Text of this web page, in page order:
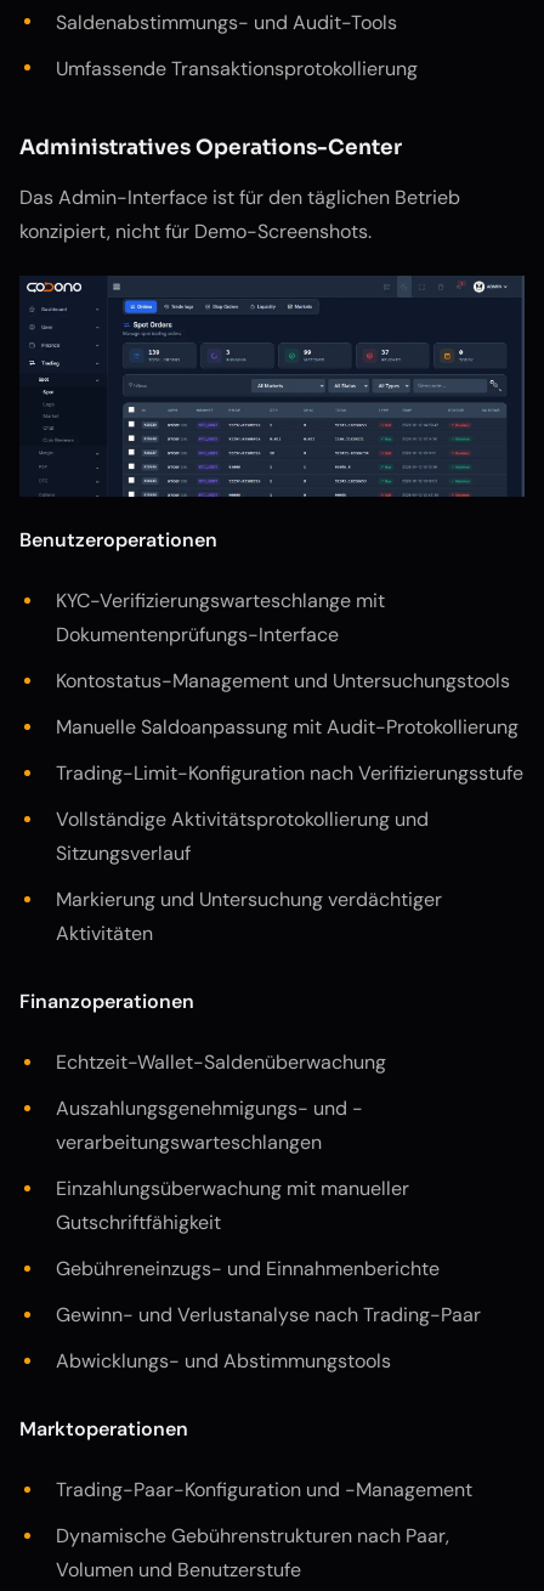
Saldenabstimmungs- und Audit-Tools
Umfassende Transaktionsprotokollierung
Administratives Operations-Center
Das Admin-Interface ist für den täglichen Betrieb
konzipiert, nicht für Demo-Screenshots.
Benutzeroperationen
KYC-Verifizierungswarteschlange mit
Dokumentenprüfungs-Interface
Kontostatus-Management und Untersuchungstools
Manuelle Saldoanpassung mit Audit-Protokollierung
Trading-Limit-Konfiguration nach Verifizierungsstufe
Vollständige Aktivitätsprotokollierung und
Sitzungsverlauf
Markierung und Untersuchung verdächtiger
Aktivitäten
Finanzoperationen
Echtzeit-Wallet-Saldenüberwachung
Auszahlungsgenehmigungs- und -
verarbeitungswarteschlangen
Einzahlungsüberwachung mit manueller
Gutschriftfähigkeit
Gebühreneinzugs- und Einnahmenberichte
Gewinn- und Verlustanalyse nach Trading-Paar
Abwicklungs- und Abstimmungstools
Marktoperationen
Trading-Paar-Konfiguration und -Management
Dynamische Gebührenstrukturen nach Paar,
Volumen und Benutzerstufe